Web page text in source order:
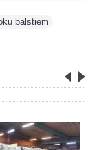
balstiem